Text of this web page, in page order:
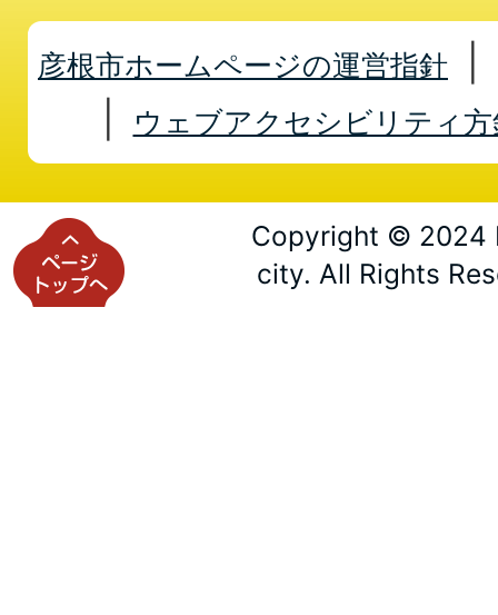
彦根市ホームページの運営指針
ウェブアクセシビリティ方
Copyright © 2024
city. All Rights